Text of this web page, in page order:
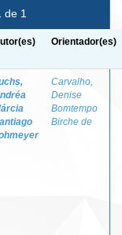
de 1
Orientador(es)
Carvalho,
Denise
Bomtempo
Birche de